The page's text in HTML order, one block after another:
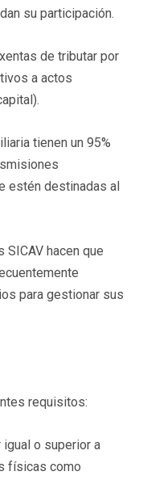
su participación.
de tributar por
a actos
tienen un 95%
estén destinadas al
hacen que
para gestionar sus
requisitos:
o superior a
físicas como